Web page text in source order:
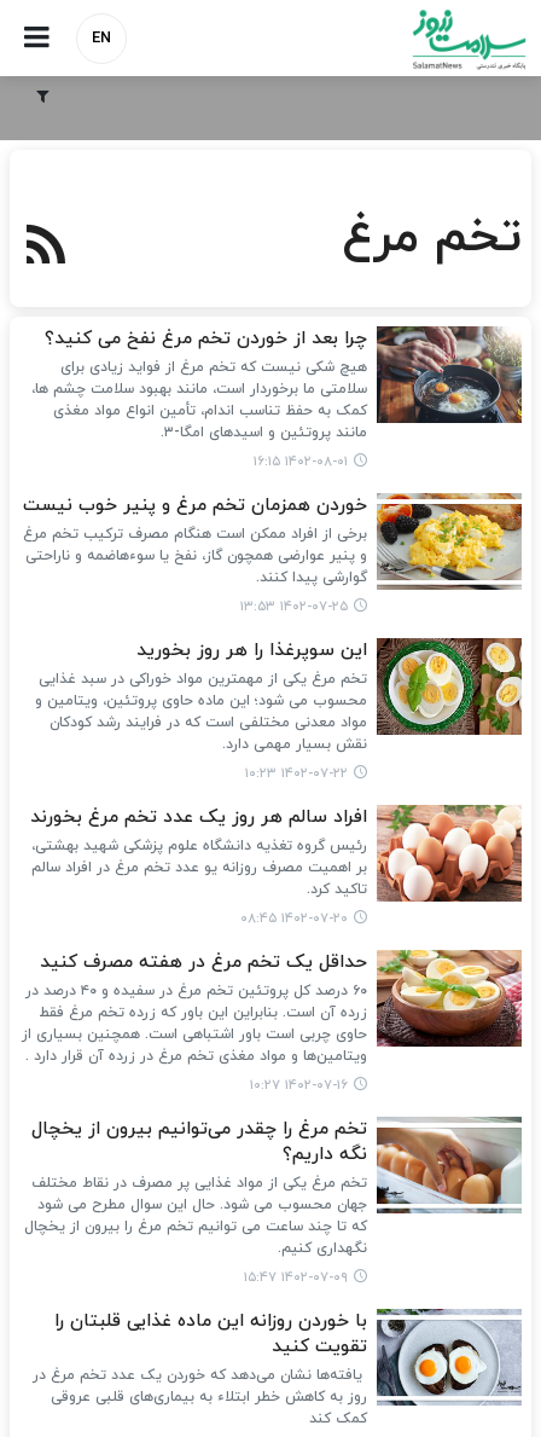
EN
تخم مرغ
چرا بعد از خوردن تخم مرغ نفخ می کنید؟
هیچ شکی نیست که تخم مرغ از فواید زیادی برای
سلامتی ما برخوردار است، مانند بهبود سلامت چشم ها،
کمک به حفظ تناسب اندام، تأمین انواع مواد مغذی
مانند پروتئین و اسیدهای امگا-۳.
۱۴۰۲-۰۸-۰۱ ۱۶:۱۵
خوردن همزمان تخم‌ مرغ و پنیر خوب نیست
برخی از افراد ممکن است هنگام مصرف ترکیب تخم مرغ
و پنیر عوارضی همچون گاز، نفخ یا سوءهاضمه و ناراحتی
گوارشی پیدا کنند.
۱۴۰۲-۰۷-۲۵ ۱۳:۵۳
این سوپرغذا را هر روز بخورید
تخم مرغ یکی از مهمترین مواد خوراکی در سبد غذایی
محسوب می شود؛ این ماده حاوی پروتئین، ویتامین و
مواد معدنی مختلفی است که در فرایند رشد کودکان
نقش بسیار مهمی دارد.
۱۴۰۲-۰۷-۲۲ ۱۰:۲۳
افراد سالم هر روز یک عدد تخم مرغ بخورند
رئیس گروه تغذیه دانشگاه علوم پزشکی شهید بهشتی،
بر اهمیت مصرف روزانه یو عدد تخم مرغ در افراد سالم
تاکید کرد.
۱۴۰۲-۰۷-۲۰ ۰۸:۴۵
حداقل یک تخم مرغ در هفته مصرف کنید
۶۰ درصد کل پروتئین تخم مرغ در سفیده و ۴۰ درصد در
زرده آن است. بنابراین این باور که زرده تخم مرغ فقط
حاوی چربی است باور اشتباهی است. همچنین بسیاری از
ویتامین‌ها و مواد مغذی تخم مرغ در زرده آن قرار دارد .
۱۴۰۲-۰۷-۱۶ ۱۰:۲۷
تخم مرغ را چقدر می‌توانیم بیرون از یخچال
نگه داریم؟
تخم مرغ یکی از مواد غذایی پر مصرف در نقاط مختلف
جهان محسوب می شود. حال این سوال مطرح می شود
که تا چند ساعت می توانیم تخم مرغ را بیرون از یخچال
نگهداری کنیم.
۱۴۰۲-۰۷-۰۹ ۱۵:۴۷
با خوردن روزانه این ماده غذایی قلبتان را
تقویت کنید
یافته‌ها نشان می‌دهد که خوردن یک عدد تخم مرغ در
روز به کاهش خطر ابتلاء به بیماری‌های قلبی عروقی
کمک کند